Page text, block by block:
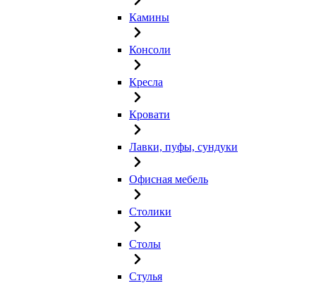
Камины
Консоли
Кресла
Кровати
Лавки, пуфы, сундуки
Офисная мебель
Столики
Столы
Стулья